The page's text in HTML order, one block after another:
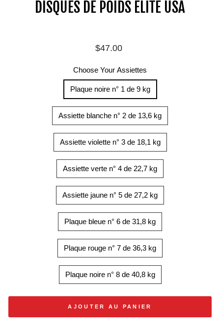
DISQUES DE POIDS ELITE USA
Prix
$47.00
Choose Your Assiettes
Plaque noire n° 1 de 9 kg
Assiette blanche n° 2 de 13,6 kg
Assiette violette n° 3 de 18,1 kg
Assiette verte n° 4 de 22,7 kg
Assiette jaune n° 5 de 27,2 kg
Plaque bleue n° 6 de 31,8 kg
Plaque rouge n° 7 de 36,3 kg
Plaque noire n° 8 de 40,8 kg
AJOUTER AU PANIER